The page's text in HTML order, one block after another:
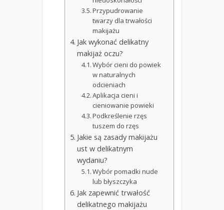
Przypudrowanie
twarzy dla trwałości
makijażu
Jak wykonać delikatny
makijaż oczu?
Wybór cieni do powiek
w naturalnych
odcieniach
Aplikacja cieni i
cieniowanie powieki
Podkreślenie rzęs
tuszem do rzęs
Jakie są zasady makijażu
ust w delikatnym
wydaniu?
Wybór pomadki nude
lub błyszczyka
Jak zapewnić trwałość
delikatnego makijażu